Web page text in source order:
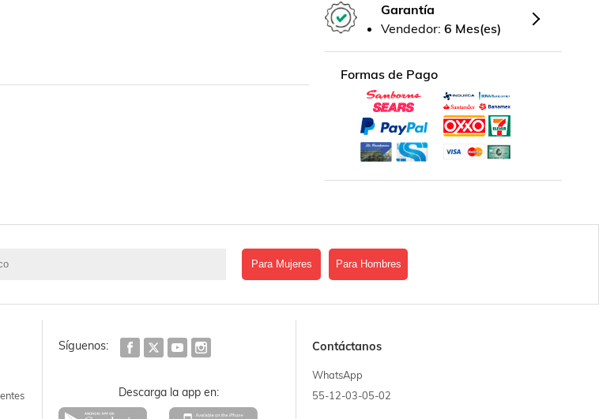
Garantía
Vendedor:6 Mes(es)
Formas de Pago
Para Mujeres Para Hombres
Síguenos:
Descarga la app en:
Contáctanos
WhatsApp
55-12-03-05-02